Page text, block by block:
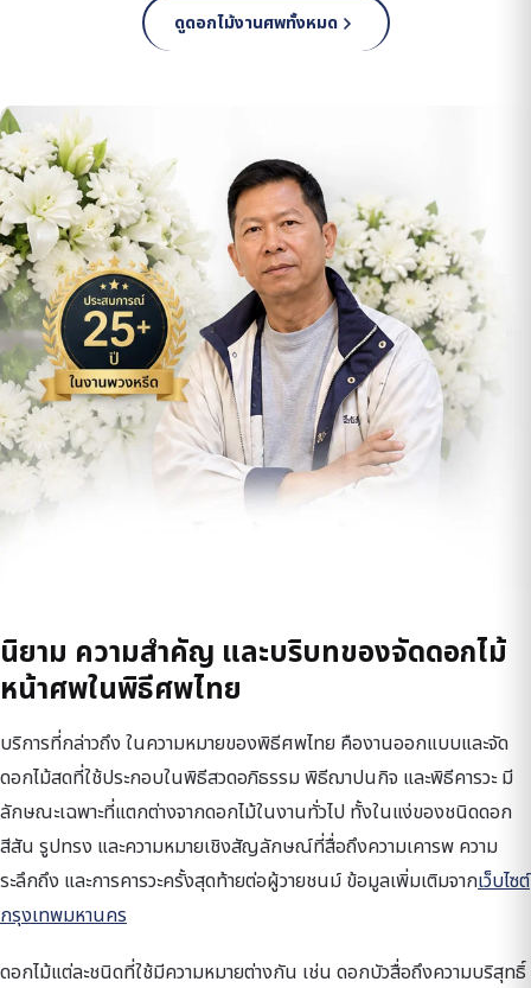
ดูดอกไม้งานศพทั้งหมด
นิยาม ความสำคัญ และบริบทของจัดดอกไม้
หน้าศพในพิธีศพไทย
บริการที่กล่าวถึง ในความหมายของพิธีศพไทย คืองานออกแบบและจัด
ดอกไม้สดที่ใช้ประกอบในพิธีสวดอภิธรรม พิธีฌาปนกิจ และพิธีคารวะ มี
ลักษณะเฉพาะที่แตกต่างจากดอกไม้ในงานทั่วไป ทั้งในแง่ของชนิดดอก
สีสัน รูปทรง และความหมายเชิงสัญลักษณ์ที่สื่อถึงความเคารพ ความ
ระลึกถึง และการคารวะครั้งสุดท้ายต่อผู้วายชนม์ ข้อมูลเพิ่มเติมจากเว็บไซต์
กรุงเทพมหานคร
ดอกไม้แต่ละชนิดที่ใช้มีความหมายต่างกัน เช่น ดอกบัวสื่อถึงความบริสุทธิ์